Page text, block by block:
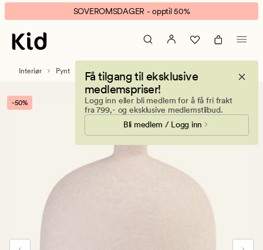
Blanc
dekorkrukke
beige
banner.
Klikk
ESCAPE
pause.
SOVEROMSDAGER - opptil 50%
Få tilgang til eksklusive
medlemspriser!
Logg inn eller bli medlem for å få fri frakt
fra 799,- og eksklusive medlemstilbud.
Bli medlem / Logg inn
Interiør Pynt
-50%